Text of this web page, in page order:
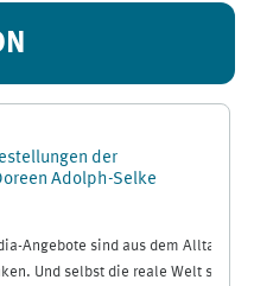
der
Adolph-Selke
Angebote sind aus dem Alltag
Und selbst die reale Welt